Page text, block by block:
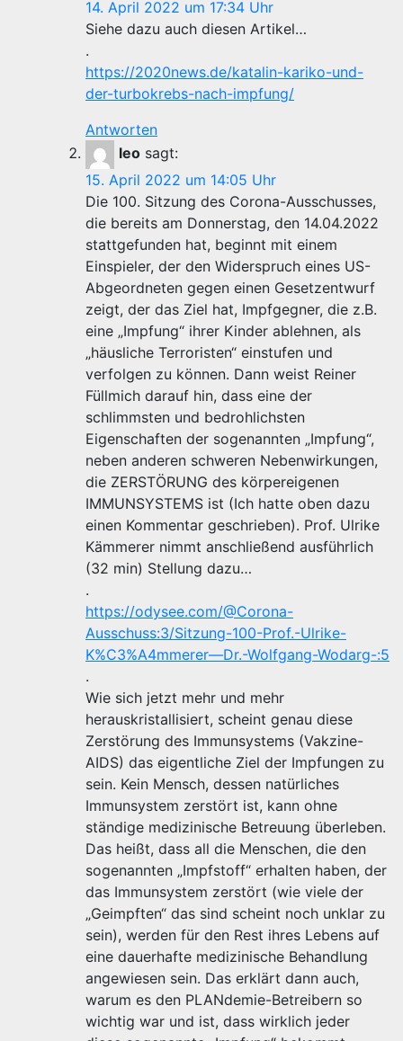
14. April 2022 um 17:34 Uhr
Siehe dazu auch diesen Artikel…
.
https://2020news.de/katalin-kariko-und-
der-turbokrebs-nach-impfung/
Antworten
leo sagt:
15. April 2022 um 14:05 Uhr
Die 100. Sitzung des Corona-Ausschusses,
die bereits am Donnerstag, den 14.04.2022
stattgefunden hat, beginnt mit einem
Einspieler, der den Widerspruch eines US-
Abgeordneten gegen einen Gesetzentwurf
zeigt, der das Ziel hat, Impfgegner, die z.B.
eine „Impfung“ ihrer Kinder ablehnen, als
„häusliche Terroristen“ einstufen und
verfolgen zu können. Dann weist Reiner
Füllmich darauf hin, dass eine der
schlimmsten und bedrohlichsten
Eigenschaften der sogenannten „Impfung“,
neben anderen schweren Nebenwirkungen,
die ZERSTÖRUNG des körpereigenen
IMMUNSYSTEMS ist (Ich hatte oben dazu
einen Kommentar geschrieben). Prof. Ulrike
Kämmerer nimmt anschließend ausführlich
(32 min) Stellung dazu…
.
https://odysee.com/@Corona-
Ausschuss:3/Sitzung-100-Prof.-Ulrike-
K%C3%A4mmerer—Dr.-Wolfgang-Wodarg-:5
.
Wie sich jetzt mehr und mehr
herauskristallisiert, scheint genau diese
Zerstörung des Immunsystems (Vakzine-
AIDS) das eigentliche Ziel der Impfungen zu
sein. Kein Mensch, dessen natürliches
Immunsystem zerstört ist, kann ohne
ständige medizinische Betreuung überleben.
Das heißt, dass all die Menschen, die den
sogenannten „Impfstoff“ erhalten haben, der
das Immunsystem zerstört (wie viele der
„Geimpften“ das sind scheint noch unklar zu
sein), werden für den Rest ihres Lebens auf
eine dauerhafte medizinische Behandlung
angewiesen sein. Das erklärt dann auch,
warum es den PLANdemie-Betreibern so
wichtig war und ist, dass wirklich jeder